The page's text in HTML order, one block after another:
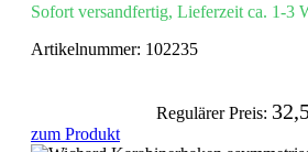
Sofort versandfertig, Lieferzeit ca. 1-3
Artikelnummer: 102235
Regulärer Preis:
zum Produkt